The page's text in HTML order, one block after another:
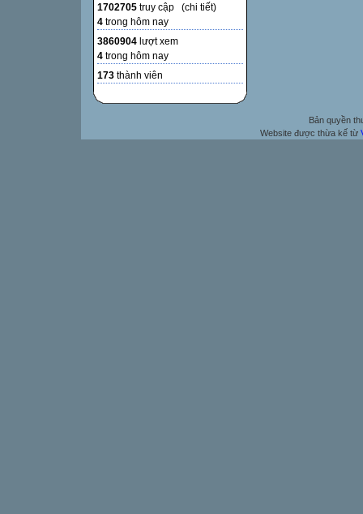
1702705 truy cập (chi tiết)
4 trong hôm nay
3860904 lượt xem
4 trong hôm nay
173 thành viên
Bản quyền
Website được thừa kế từ